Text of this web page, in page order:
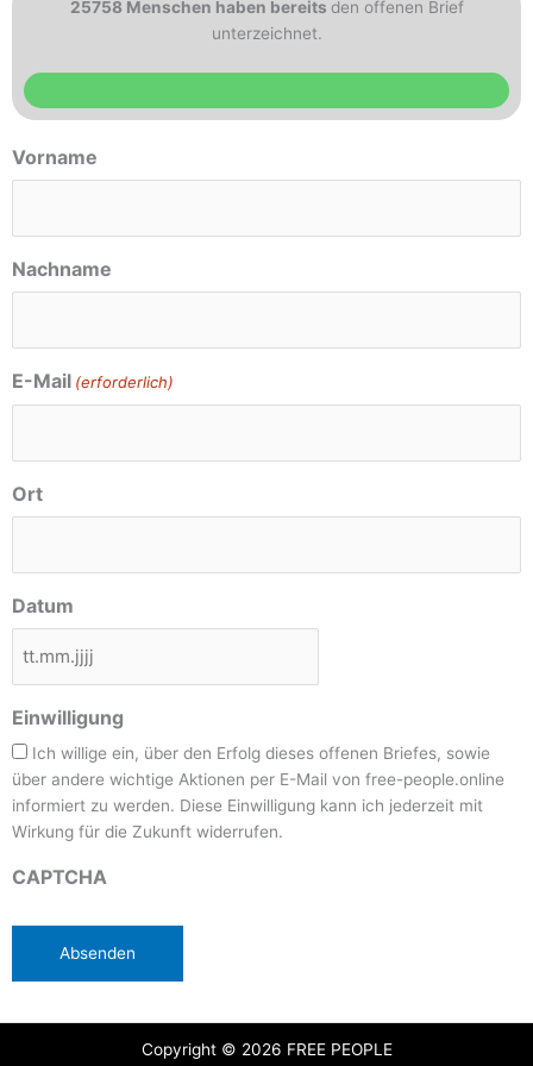
25758 Menschen haben bereits den offenen Brief
unterzeichnet.
Vorname
Nachname
E-Mail (erforderlich)
Ort
Datum
TT
Punkt
Punkt
JJJJ
Einwilligung
Ich willige ein, über den Erfolg dieses offenen Briefes, sowie
über andere wichtige Aktionen per E-Mail von free-people.online
informiert zu werden. Diese Einwilligung kann ich jederzeit mit
Wirkung für die Zukunft widerrufen.
CAPTCHA
Copyright © 2026 FREE PEOPLE